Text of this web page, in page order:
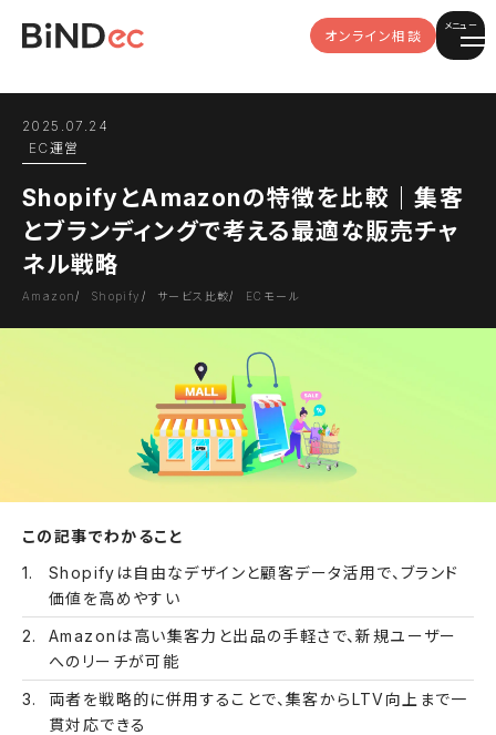
オンライン相談
メニュー
EC運営
2025.07.24
ShopifyとAmazonの特徴を比較｜集客
とブランディングで考える最適な販売チャ
ネル戦略
Amazon Shopify サービス比較 ECモール
この記事でわかること
Shopifyは自由なデザインと顧客データ活用で、ブランド
価値を高めやすい
Amazonは高い集客力と出品の手軽さで、新規ユーザー
へのリーチが可能
両者を戦略的に併用することで、集客からLTV向上まで一
貫対応できる